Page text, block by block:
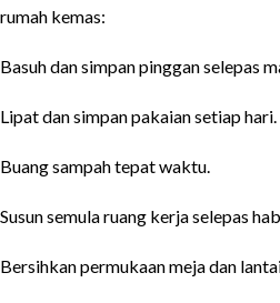
rumah kemas:
Basuh dan simpan pinggan selepas
Lipat dan simpan pakaian setiap hari.
Buang sampah tepat waktu.
Susun semula ruang kerja selepas
Bersihkan permukaan meja dan